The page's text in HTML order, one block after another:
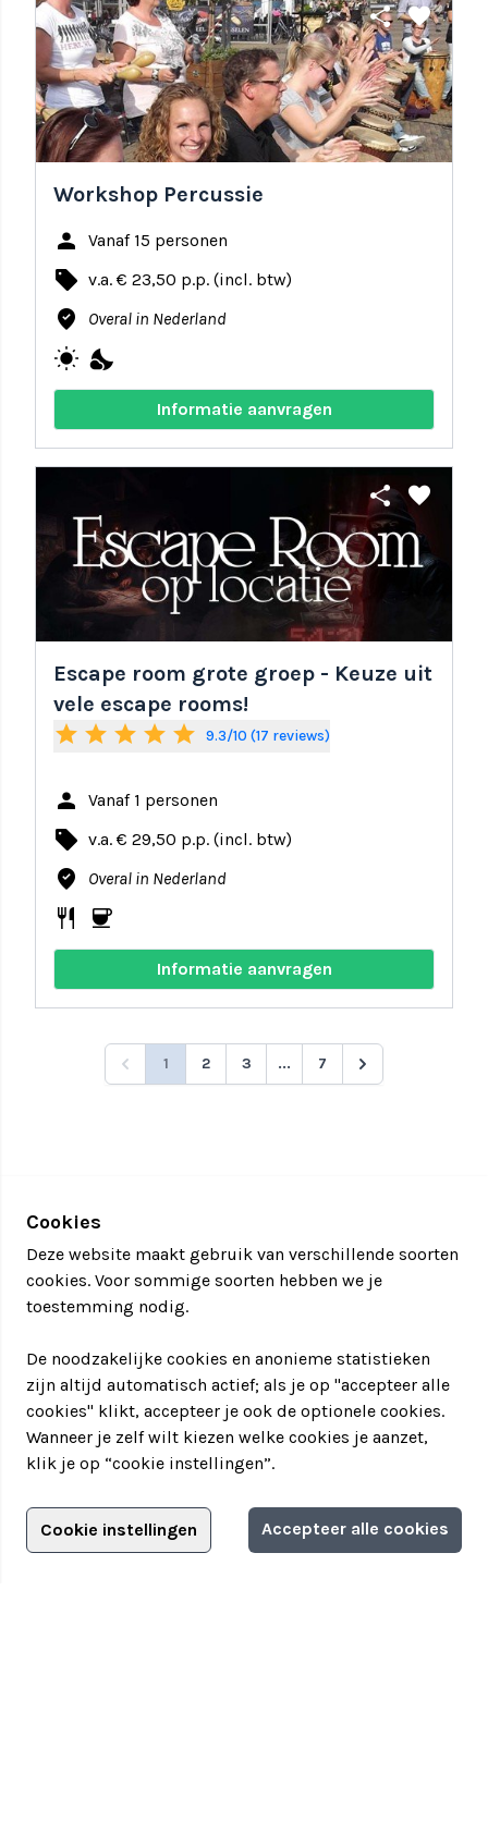
Filter jouw teamuitstapje!
share favorite
Workshop Percussie
person Vanaf 15 personen
local_offer v.a. € 23,50 p.p. (incl. btw)
where_to_vote Overal in Nederland
wb_sunny nights_stay
Informatie aanvragen
share favorite
Escape room grote groep - Keuze uit
vele escape rooms!
star star star star star 9.3/10 (17 reviews)
person Vanaf 1 personen
local_offer v.a. € 29,50 p.p. (incl. btw)
where_to_vote Overal in Nederland
restaurant coffee
Informatie aanvragen
1 2 3 ... 7
Adverteren?
Adverteerdersopties
Cookies
Deze website maakt gebruik van verschillende soorten
cookies. Voor sommige soorten hebben we je
toestemming nodig.
De noodzakelijke cookies en anonieme statistieken
zijn altijd automatisch actief; als je op "accepteer alle
cookies" klikt, accepteer je ook de optionele cookies.
Wanneer je zelf wilt kiezen welke cookies je aanzet,
klik je op “cookie instellingen”.
Cookie instellingen Accepteer alle cookies